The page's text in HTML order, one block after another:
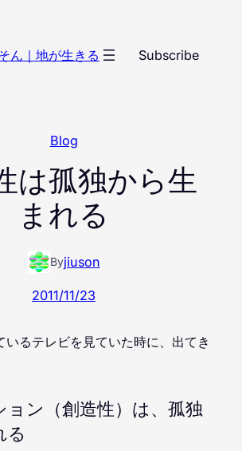
ん｜地が生きる Subscribe
Blog
は孤独から生
まれる
Byjiuson
2011/11/23
いるテレビを見ていた時に、出てき
ョン（創造性）は、孤独
る